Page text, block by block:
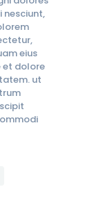
nesciunt,
eius
et dolore
ut